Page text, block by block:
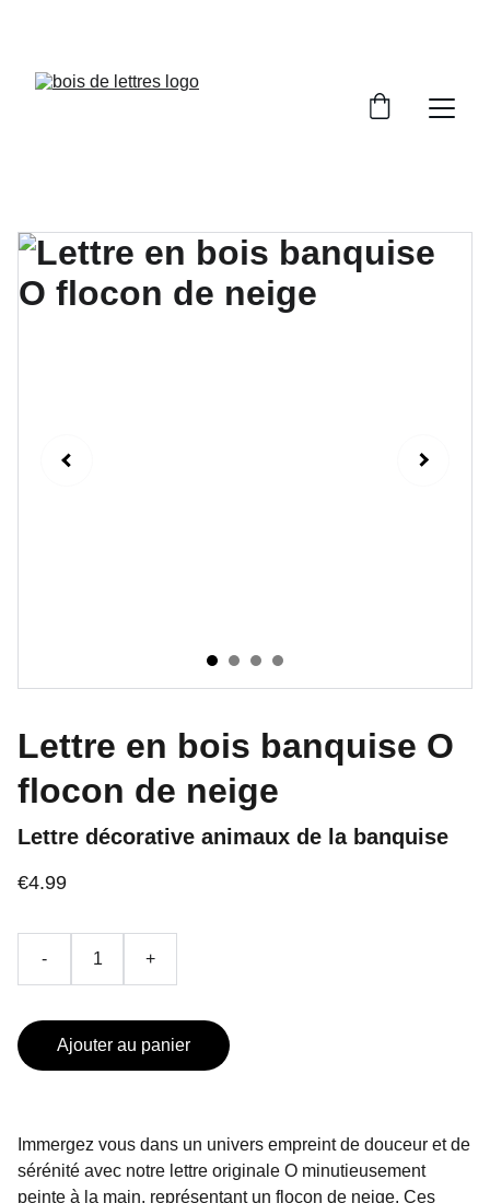
Lettre en bois banquise O
flocon de neige
Lettre décorative animaux de la banquise
€4.99
- +
Ajouter au panier
Immergez vous dans un univers empreint de douceur et de
sérénité avec notre lettre originale O minutieusement
peinte à la main, représentant un flocon de neige. Ces